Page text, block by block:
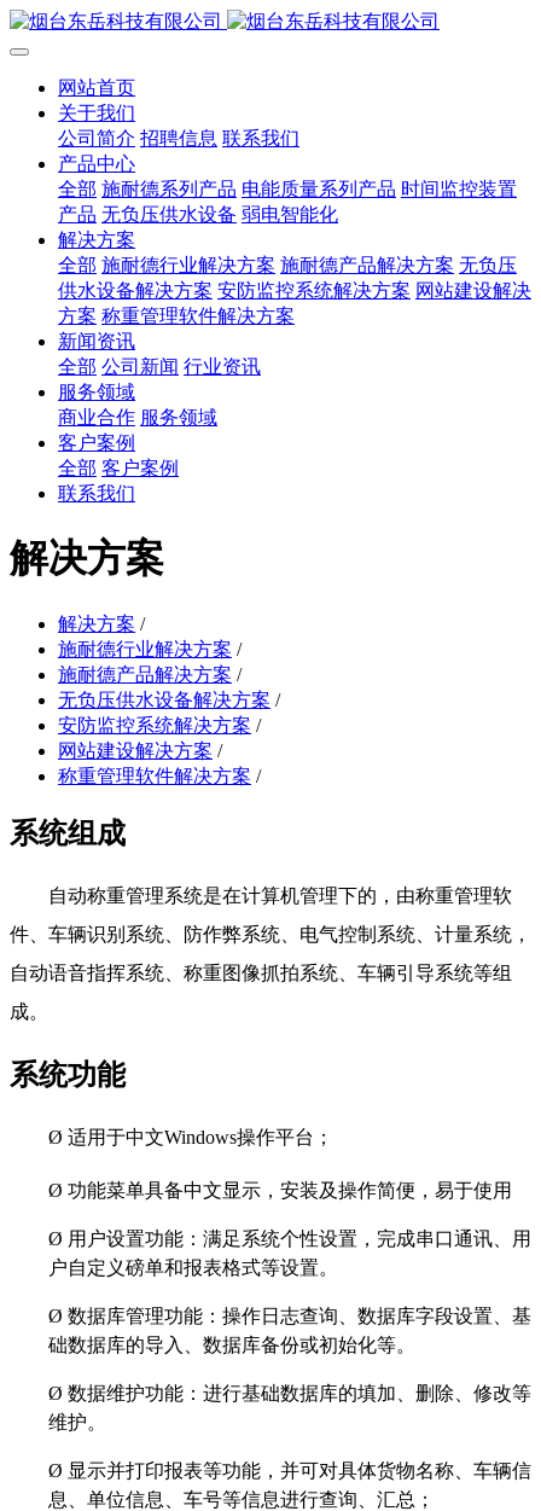
网站首页
关于我们
公司简介 招聘信息 联系我们
产品中心
全部 施耐德系列产品 电能质量系列产品 时间监控装置
产品 无负压供水设备 弱电智能化
解决方案
全部 施耐德行业解决方案 施耐德产品解决方案 无负压
供水设备解决方案 安防监控系统解决方案 网站建设解决
方案 称重管理软件解决方案
新闻资讯
全部 公司新闻 行业资讯
服务领域
商业合作 服务领域
客户案例
全部 客户案例
联系我们
解决方案
解决方案 /
施耐德行业解决方案 /
施耐德产品解决方案 /
无负压供水设备解决方案 /
安防监控系统解决方案 /
网站建设解决方案 /
称重管理软件解决方案 /
系统组成
自动称重管理系统是在计算机管理下的，由称重管理软
件、车辆识别系统、防作弊系统、电气控制系统、计量系统，
自动语音指挥系统、称重图像抓拍系统、车辆引导系统等组
成。
系统功能
Ø 适用于中文Windows操作平台；
Ø 功能菜单具备中文显示，安装及操作简便，易于使用
Ø 用户设置功能：满足系统个性设置，完成串口通讯、用
户自定义磅单和报表格式等设置。
Ø 数据库管理功能：操作日志查询、数据库字段设置、基
础数据库的导入、数据库备份或初始化等。
Ø 数据维护功能：进行基础数据库的填加、删除、修改等
维护。
Ø 显示并打印报表等功能，并可对具体货物名称、车辆信
息、单位信息、车号等信息进行查询、汇总；